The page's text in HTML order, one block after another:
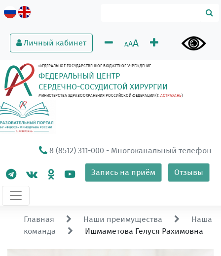
Личный кабинет AAA
ФЕДЕРАЛЬНОЕ ГОСУДАРСТВЕННОЕ БЮДЖЕТНОЕ УЧРЕЖДЕНИЕ
ФЕДЕРАЛЬНЫЙ ЦЕНТР
СЕРДЕЧНО-СОСУДИСТОЙ ХИРУРГИИ
МИНИСТЕРСТВА ЗДРАВООХРАНЕНИЯ РОССИЙСКОЙ ФЕДЕРАЦИИ (Г. АСТРАХАНЬ)
8 (8512) 311-000 - Многоканальный телефон
Запись на приём Отзывы
Главная Наши преимущества
Наша
команда
Ишмаметова Гелуся Рахимовна